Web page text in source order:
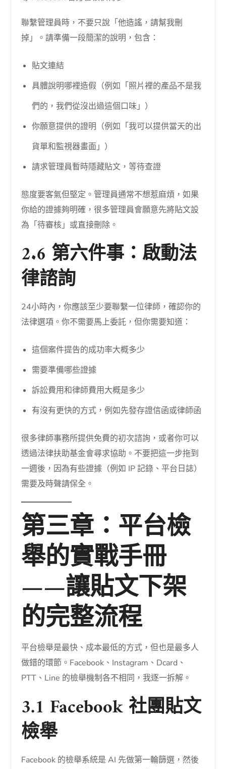
聯繫管理員時，不要只說「他造謠，請幫我刪
掉」。請準備一段簡潔的說明，包含：
貼文連結
具體說明哪裡造假（例如「照片裡的產品不是我
們的，我們從沒出過這個口味」）
你願意提供的證明（例如「我可以提供當天的出
貨單和監視器畫面」）
請求管理員暫時隱藏貼文，等待查證
態度要客氣但堅定。管理員通常不想惹麻煩，如果
你給的證據夠明確，很多管理員會願意先將貼文設
為「待審核」或直接刪除。
2.6 第六件事：啟動法
律諮詢
24小時內，你應該至少要聯繫一位律師，確認你的
法律選項。你不需要馬上委託，但你需要知道：
這個案件提告的成功率大概多少
需要準備哪些證據
訴訟費用和律師費用大概是多少
有沒有更快的方式，例如先發存證信函或律師函
很多律師事務所提供免費的初次諮詢，或者你可以
透過法律扶助基金會尋求協助。不要把這一步拖到
一週後，因為有些證據（例如 IP 記錄、平台日誌）
需要及時聲請保全。
第三章：平台檢
舉的實戰手冊
——讓貼文下架
的完整流程
平台檢舉是最快、成本最低的方式，但也是最多人
做錯的環節。Facebook、Instagram、Dcard、
PTT、Line 的檢舉機制各不相同，我逐一拆解。
3.1 Facebook 社團貼文
檢舉
Facebook 的檢舉系統是 AI 先做第一輪篩選，然後